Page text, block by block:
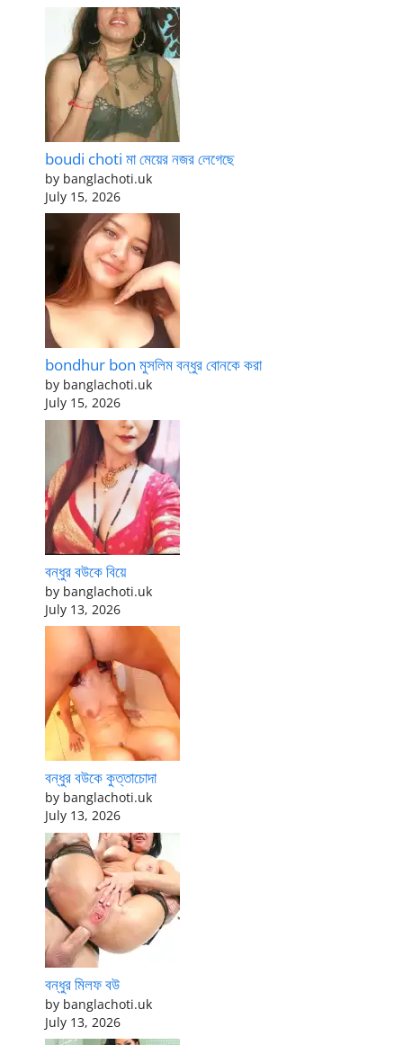
boudi choti মা মেয়ের নজর লেগেছে
by banglachoti.uk
July 15, 2026
bondhur bon মুসলিম বন্ধুর বোনকে করা
by banglachoti.uk
July 15, 2026
বন্ধুর বউকে বিয়ে
by banglachoti.uk
July 13, 2026
বন্ধুর বউকে কুত্তাচোদা
by banglachoti.uk
July 13, 2026
বন্ধুর মিলফ বউ
by banglachoti.uk
July 13, 2026